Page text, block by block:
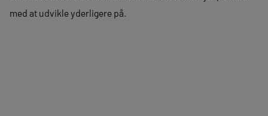
med at udvikle yderligere på.